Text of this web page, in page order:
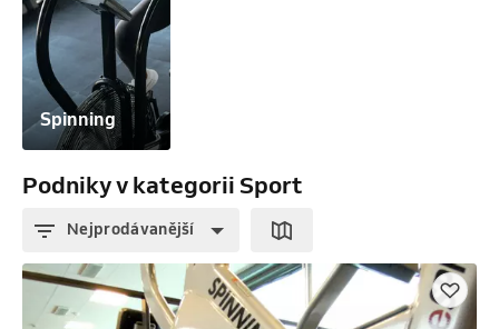
Spinning
Podniky v kategorii Sport
Nejprodávanější